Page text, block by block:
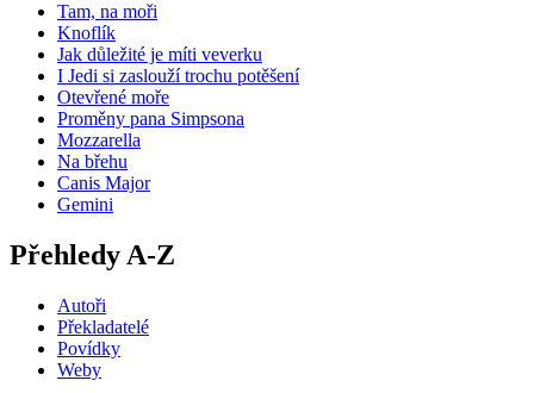
Tam, na moři
Knoflík
Jak důležité je míti veverku
I Jedi si zaslouží trochu potěšení
Otevřené moře
Proměny pana Simpsona
Mozzarella
Na břehu
Canis Major
Gemini
Přehledy A-Z
Autoři
Překladatelé
Povídky
Weby